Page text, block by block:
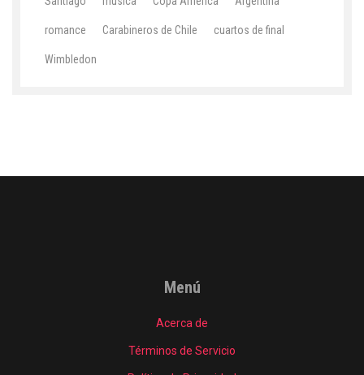
romance Carabineros de Chile cuartos de final
Wimbledon
Menú
Acerca de
Términos de Servicio